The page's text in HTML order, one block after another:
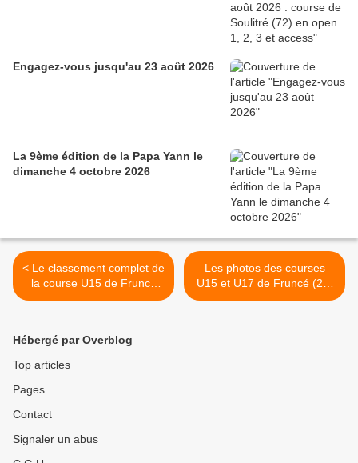
Engagez-vous jusqu'au 23 août 2026
La 9ème édition de la Papa Yann le
dimanche 4 octobre 2026
< Le classement complet de
la course U15 de Fruncé
(28)
Les photos des courses
U15 et U17 de Fruncé (28)
>
Hébergé par Overblog
Top articles
Pages
Contact
Signaler un abus